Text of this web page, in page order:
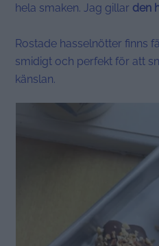
hela smaken. Jag gillar den
Rostade hasselnötter finns
smidigt och perfekt för att
känslan.